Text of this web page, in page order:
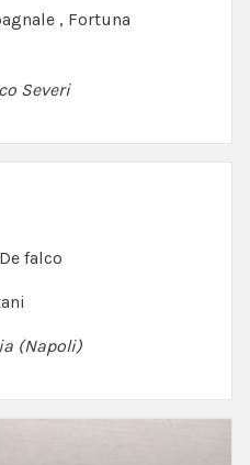
, Fortuna
Severi
falco
(Napoli)